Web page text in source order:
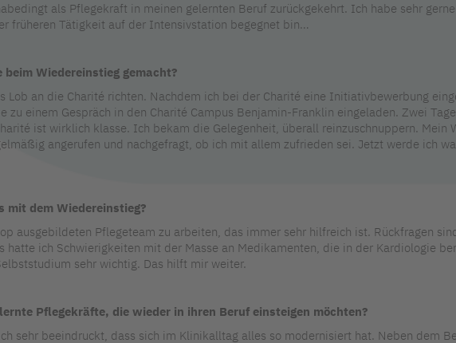
als Pflegekraft in meinen gelernten Beruf zurückgekehrt. Ich habe sehr
früheren Tätigkeit auf der Intensivstation begegnet bin…
Wiedereinstieg gemacht?
Lob an die Charité richten. Nachdem ich bei der Charité eine Initiativbewerbung
zu einem Gespräch in den Charité Campus Benjamin-Franklin eingeladen. Zwei
ist wirklich klasse. Ich bekam die Gelegenheit, überall reinzuschnuppern. Mein
angerufen und nachgefragt, ob ich mit allem zufrieden sei. Jetzt werde ich
mit dem Wiedereinstieg?
ausgebildeten Pflegeteam zu arbeiten, das immer sehr hilfreich ist. Rückfragen
hatte ich Schwierigkeiten mit der Masse an Medikamenten, die in der Kardiologie
sehr wichtig. Das hilft mir weiter.
Pflegekräfte, die wieder in ihren Beruf einsteigen möchten?
sehr beeindruckt, dass sich im Klinikalltag alles so modernisiert hat. Neben dem